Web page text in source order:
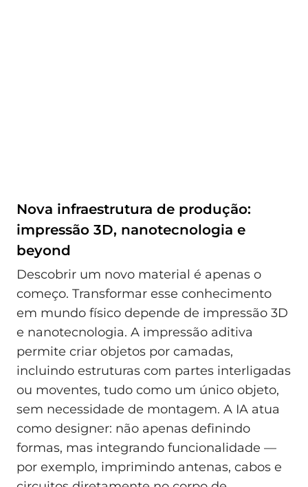
Nova infraestrutura de produção:
impressão 3D, nanotecnologia e
beyond
Descobrir um novo material é apenas o
começo. Transformar esse conhecimento
em mundo físico depende de impressão 3D
e nanotecnologia. A impressão aditiva
permite criar objetos por camadas,
incluindo estruturas com partes interligadas
ou moventes, tudo como um único objeto,
sem necessidade de montagem. A IA atua
como designer: não apenas definindo
formas, mas integrando funcionalidade —
por exemplo, imprimindo antenas, cabos e